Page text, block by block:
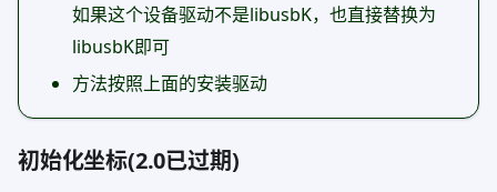
如果这个设备驱动不是libusbK，也直接替换为
libusbK即可
方法按照上面的安装驱动
初始化坐标(2.0已过期)